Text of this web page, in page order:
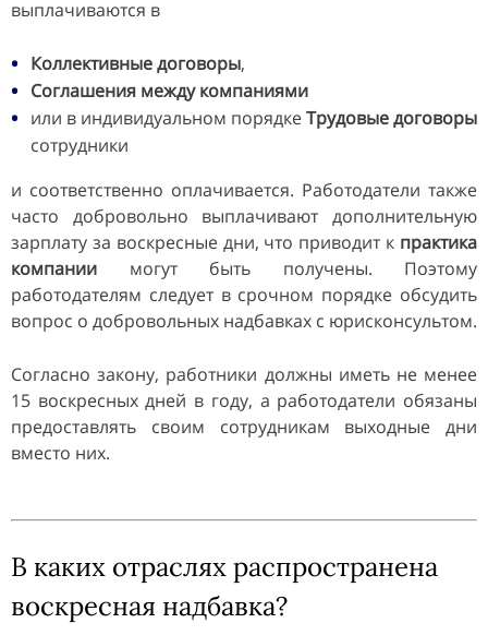
выплачиваются в
Коллективные договоры,
Соглашения между компаниями
или в индивидуальном порядкеТрудовые договоры
сотрудники
и соответственно оплачивается. Работодатели также
часто добровольно выплачивают дополнительную
зарплату за воскресные дни, что приводит к практика
компании могут быть получены. Поэтому
работодателям следует в срочном порядке обсудить
вопрос о добровольных надбавках с юрисконсультом.
Согласно закону, работники должны иметь не менее
15 воскресных дней в году, а работодатели обязаны
предоставлять своим сотрудникам выходные дни
вместо них.
В каких отраслях распространена
воскресная надбавка?